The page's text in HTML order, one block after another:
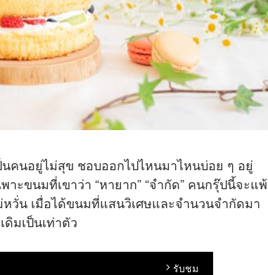
นคนอยู่ไม่สุข ชอบออกไปไหนมาไหนบ่อย ๆ อยู่
ะขนมที่เขาว่า “หายาก” “จำกัด” คนกรุ๊ปนี้จะแพ้
วั่น เมื่อได้ขนมที่แสนวิเศษและจำนวนจำกัดมา
มเป็นเท่าตัว
arrow_forward_ios รับชม